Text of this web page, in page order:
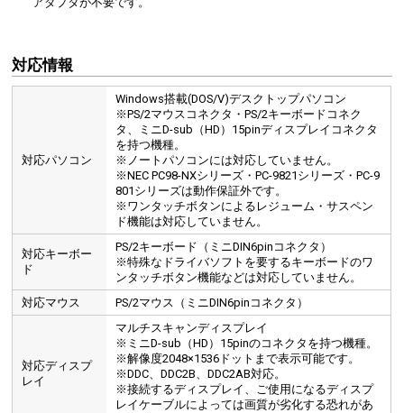
対応情報
対応パソコン
Windows搭載(DOS/V)デスクトップパソコン
※PS/2マウスコネクタ・PS/2キーボードコネク
タ、ミニD-sub（HD）15pinディスプレイコネクタ
を持つ機種。
※ノートパソコンには対応していません。
※NEC PC98-NXシリーズ・PC-9821シリーズ・PC-9
801シリーズは動作保証外です。
※ワンタッチボタンによるレジューム・サスペン
ド機能は対応していません。
対応キーボー
ド
PS/2キーボード（ミニDIN6pinコネクタ）
※特殊なドライバソフトを要するキーボードのワ
ンタッチボタン機能などは対応していません。
対応マウス
PS/2マウス（ミニDIN6pinコネクタ）
対応ディスプ
レイ
マルチスキャンディスプレイ
※ミニD-sub（HD）15pinのコネクタを持つ機種。
※解像度2048×1536ドットまで表示可能です。
※DDC、DDC2B、DDC2AB対応。
※接続するディスプレイ、ご使用になるディスプ
レイケーブルによっては画質が劣化する恐れがあ